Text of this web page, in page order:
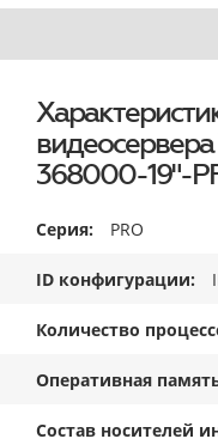
368000-19"-
Серия PRO
ID конфигурации
Количество
Оперативная
Состав носителей